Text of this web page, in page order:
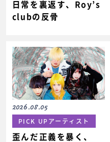
日常を裏返す、Roy’s
clubの反骨
2026.08.05
PICK UPアーティスト
歪んだ正義を暴く、